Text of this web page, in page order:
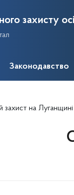
захисту
Законодавство
захист на Луганщині